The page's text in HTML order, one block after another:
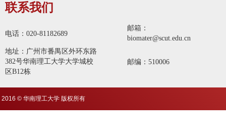
联系我们
电话：020-81182689
邮箱：
biomater@scut.edu.cn
地址：广州市番禺区外环东路
382号华南理工大学大学城校
区B12栋
邮编：510006
2016 © 华南理工大学 版权所有